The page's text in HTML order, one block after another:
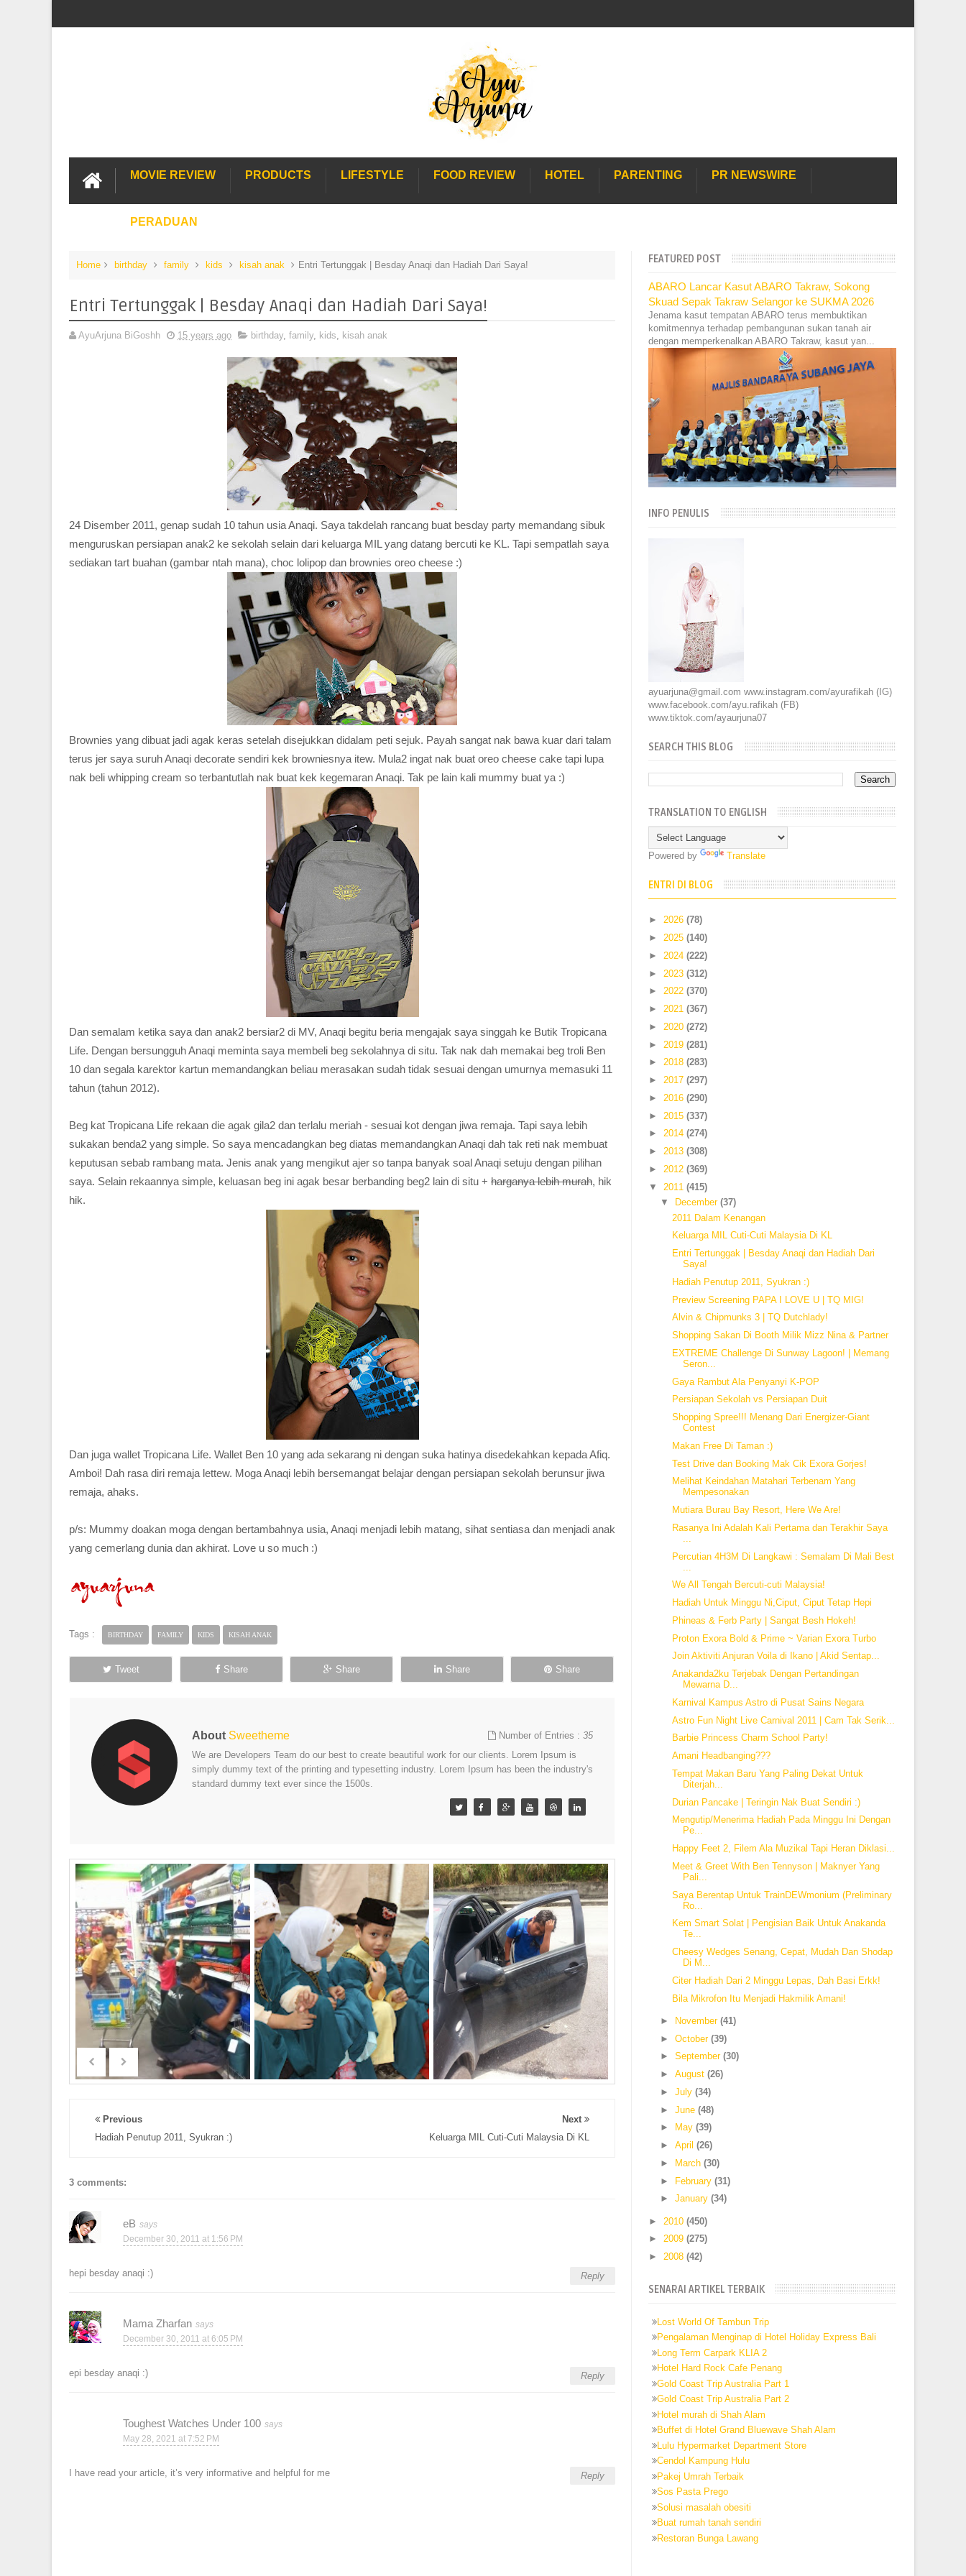
MOVIE REVIEW PRODUCTS LIFESTYLE FOOD REVIEW HOTEL PARENTING PR NEWSWIRE
PERADUAN
Home birthday family kids kisah anak Entri Tertunggak | Besday Anaqi dan Hadiah Dari Saya!
Entri Tertunggak | Besday Anaqi dan Hadiah Dari Saya!
AyuArjuna BiGoshh 15 years ago birthday, family, kids, kisah anak
24 Disember 2011, genap sudah 10 tahun usia Anaqi. Saya takdelah rancang buat besday party memandang sibuk
menguruskan persiapan anak2 ke sekolah selain dari keluarga MIL yang datang bercuti ke KL. Tapi sempatlah saya
sediakan tart buahan (gambar ntah mana), choc lolipop dan brownies oreo cheese :)
Brownies yang dibuat jadi agak keras setelah disejukkan didalam peti sejuk. Payah sangat nak bawa kuar dari talam
terus jer saya suruh Anaqi decorate sendiri kek browniesnya itew. Mula2 ingat nak buat oreo cheese cake tapi lupa
nak beli whipping cream so terbantutlah nak buat kek kegemaran Anaqi. Tak pe lain kali mummy buat ya :)
Dan semalam ketika saya dan anak2 bersiar2 di MV, Anaqi begitu beria mengajak saya singgah ke Butik Tropicana
Life. Dengan bersungguh Anaqi meminta saya membeli beg sekolahnya di situ. Tak nak dah memakai beg troli Ben
10 dan segala karektor kartun memandangkan beliau merasakan sudah tidak sesuai dengan umurnya memasuki 11
tahun (tahun 2012).
Beg kat Tropicana Life rekaan die agak gila2 dan terlalu meriah - sesuai kot dengan jiwa remaja. Tapi saya lebih
sukakan benda2 yang simple. So saya mencadangkan beg diatas memandangkan Anaqi dah tak reti nak membuat
keputusan sebab rambang mata. Jenis anak yang mengikut ajer so tanpa banyak soal Anaqi setuju dengan pilihan
saya. Selain rekaannya simple, keluasan beg ini agak besar berbanding beg2 lain di situ + harganya lebih murah, hik
hik.
Dan juga wallet Tropicana Life. Wallet Ben 10 yang ada sekarang ni dengan suka hatinya disedekahkan kepada Afiq.
Amboi! Dah rasa diri remaja lettew. Moga Anaqi lebih bersemangat belajar dengan persiapan sekolah berunsur jiwa
remaja, ahaks.
p/s: Mummy doakan moga dengan bertambahnya usia, Anaqi menjadi lebih matang, sihat sentiasa dan menjadi anak
yang cemerlang dunia dan akhirat. Love u so much :)
Tags : BIRTHDAY FAMILY KIDS KISAH ANAK
Tweet Share Share Share Share
About Sweetheme Number of Entries :35
We are Developers Team do our best to create beautiful work for our clients. Lorem Ipsum is
simply dummy text of the printing and typesetting industry. Lorem Ipsum has been the industry's
standard dummy text ever since the 1500s.
Next
Keluarga MIL Cuti-Cuti Malaysia Di KL
Previous
Hadiah Penutup 2011, Syukran :)
3 comments:
eB
December 30, 2011 at 1:56 PM
hepi besday anaqi :) Reply
Mama Zharfan
December 30, 2011 at 6:05 PM
epi besday anaqi :) Reply
Toughest Watches Under 100
May 28, 2021 at 7:52 PM
I have read your article, it’s very informative and helpful for me Reply
FEATURED POST
ABARO Lancar Kasut ABARO Takraw, Sokong
Skuad Sepak Takraw Selangor ke SUKMA 2026
Jenama kasut tempatan ABARO terus membuktikan
komitmennya terhadap pembangunan sukan tanah air
dengan memperkenalkan ABARO Takraw, kasut yan...
INFO PENULIS
ayuarjuna@gmail.com www.instagram.com/ayurafikah (IG)
www.facebook.com/ayu.rafikah (FB)
www.tiktok.com/ayaurjuna07
SEARCH THIS BLOG
TRANSLATION TO ENGLISH
Powered by Translate
ENTRI DI BLOG
►2026(78)
►2025(140)
► 2024(222)
► 2023(312)
►2022(370)
►2021(367)
► 2020(272)
► 2019(281)
►2018(283)
►2017(297)
► 2016(290)
► 2015(337)
►2014(274)
►2013(308)
► 2012(369)
▼ 2011(415)
▼
December (37)
2011 Dalam Kenangan
Keluarga MIL Cuti-Cuti Malaysia Di KL
Entri Tertunggak | Besday Anaqi dan Hadiah Dari
Saya!
Hadiah Penutup 2011, Syukran :)
Preview Screening PAPA I LOVE U | TQ MIG!
Alvin & Chipmunks 3 | TQ Dutchlady!
Shopping Sakan Di Booth Milik Mizz Nina & Partner
EXTREME Challenge Di Sunway Lagoon! | Memang
Seron...
Gaya Rambut Ala Penyanyi K-POP
Persiapan Sekolah vs Persiapan Duit
Shopping Spree!!! Menang Dari Energizer-Giant
Contest
Makan Free Di Taman :)
Test Drive dan Booking Mak Cik Exora Gorjes!
Melihat Keindahan Matahari Terbenam Yang
Mempesonakan
Mutiara Burau Bay Resort, Here We Are!
Rasanya Ini Adalah Kali Pertama dan Terakhir Saya
Percutian 4H3M Di Langkawi : Semalam Di Mali Best
We All Tengah Bercuti-cuti Malaysia!
Hadiah Untuk Minggu Ni,Ciput, Ciput Tetap Hepi
Phineas & Ferb Party | Sangat Besh Hokeh!
Proton Exora Bold & Prime ~ Varian Exora Turbo
Join Aktiviti Anjuran Voila di Ikano | Akid Sentap...
Anakanda2ku Terjebak Dengan Pertandingan
Mewarna D...
Karnival Kampus Astro di Pusat Sains Negara
Astro Fun Night Live Carnival 2011 | Cam Tak Serik...
Barbie Princess Charm School Party!
Amani Headbanging???
Tempat Makan Baru Yang Paling Dekat Untuk
Diterjah...
Durian Pancake | Teringin Nak Buat Sendiri :)
Mengutip/Menerima Hadiah Pada Minggu Ini Dengan
Pe...
Happy Feet 2, Filem Ala Muzikal Tapi Heran Diklasi...
Meet & Greet With Ben Tennyson | Maknyer Yang
Pali...
Saya Berentap Untuk TrainDEWmonium (Preliminary
Ro...
Kem Smart Solat | Pengisian Baik Untuk Anakanda
Te...
Cheesy Wedges Senang, Cepat, Mudah Dan Shodap
Di M...
Citer Hadiah Dari 2 Minggu Lepas, Dah Basi Erkk!
Bila Mikrofon Itu Menjadi Hakmilik Amani!
► November (41)
► October (39)
► September (30)
► August (26)
► July (34)
► June (48)
►
May (39)
► April (26)
►
March (30)
► February (31)
► January (34)
► 2010(450)
►2009(275)
►2008(42)
SENARAI ARTIKEL TERBAIK
Lost World Of Tambun Trip
Pengalaman Menginap di Hotel Holiday Express Bali
Long Term Carpark KLIA 2
Hotel Hard Rock Cafe Penang
Gold Coast Trip Australia Part 1
Gold Coast Trip Australia Part 2
Hotel murah di Shah Alam
Buffet di Hotel Grand Bluewave Shah Alam
Lulu Hypermarket Department Store
Cendol Kampung Hulu
Pakej Umrah Terbaik
Sos Pasta Prego
Solusi masalah obesiti
Buat rumah tanah sendiri
Restoran Bunga Lawang